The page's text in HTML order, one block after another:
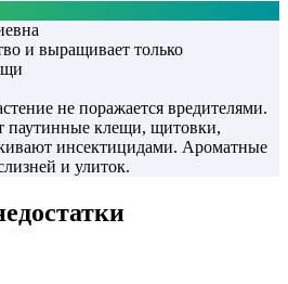
и выращивает только
не поражается вредителями.
клещи, щитовки,
инсектицидами. Ароматные
и улиток.